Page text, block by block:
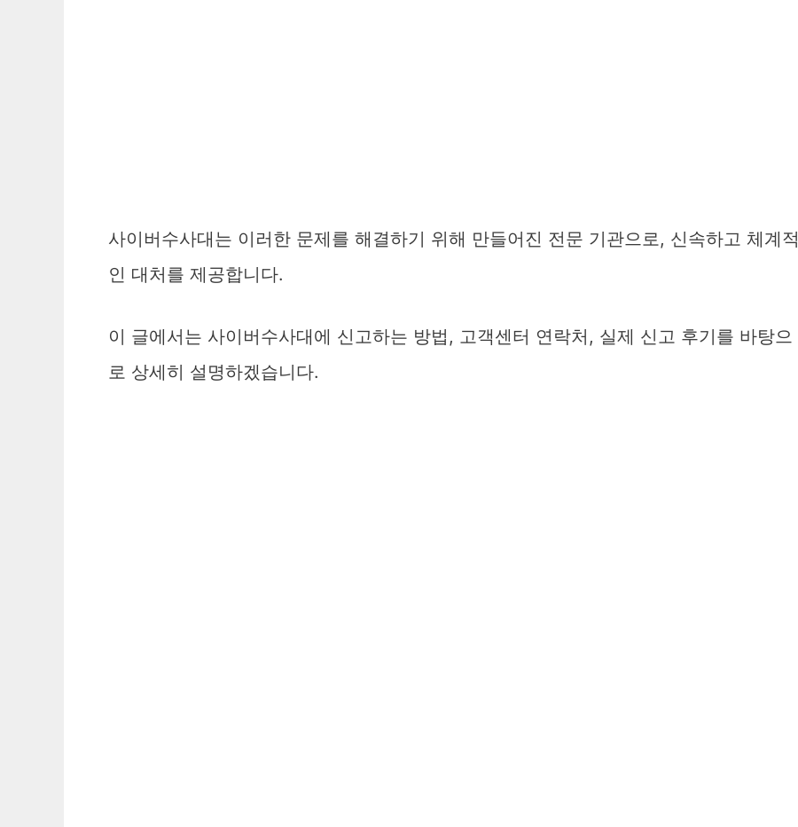
사이버수사대는 이러한 문제를 해결하기 위해 만들어진 전문 기관으로, 신속하고 체계적
인 대처를 제공합니다.
이 글에서는 사이버수사대에 신고하는 방법, 고객센터 연락처, 실제 신고 후기를 바탕으
로 상세히 설명하겠습니다.